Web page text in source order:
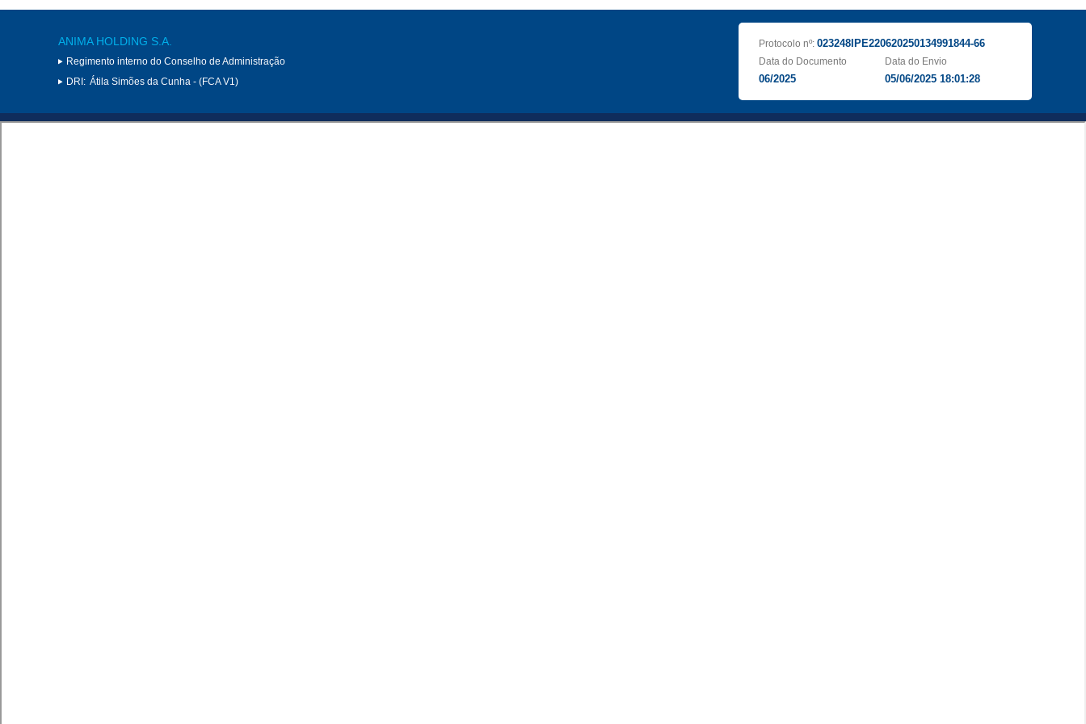
ANIMA HOLDING S.A.
Regimento interno do Conselho de Administração
DRI: Átila Simões da Cunha - (FCA V1)
Protocolo nº: 023248IPE220620250134991844-66
Data do Documento
06/2025
Data do Envio
05/06/2025 18:01:28